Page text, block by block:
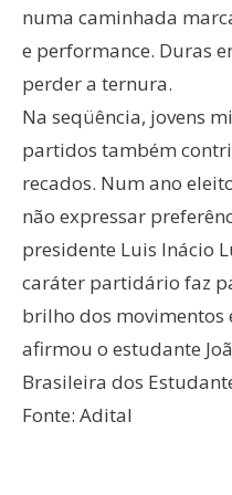
numa caminhada
e performance. Duras
perder a ternura.
Na seqüência, jovens
partidos também
recados. Num ano
não expressar
presidente Luis Inácio
caráter partidário faz
brilho dos movimentos
afirmou o estudante
Brasileira dos
Fonte: Adital